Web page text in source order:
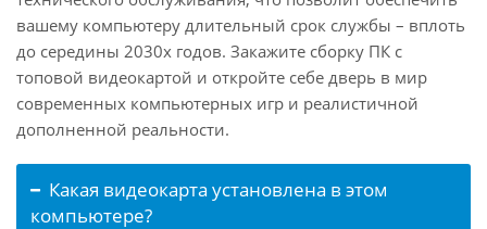
вашему компьютеру длительный срок службы – вплоть
до середины 2030х годов. Закажите сборку ПК с
топовой видеокартой и откройте себе дверь в мир
современных компьютерных игр и реалистичной
дополненной реальности.
Какая видеокарта установлена в этом
компьютере?